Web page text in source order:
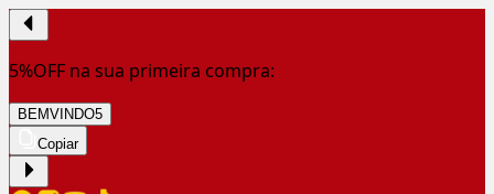
5%OFF na sua primeira compra:
BEMVINDO5
Copiar